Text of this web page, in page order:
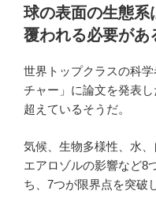
球の表面の生態系
覆われる必要があ
世界トップクラスの科
チャー」に論文を発表
超えているそうだ。
気候、生物多様性、水、
エアロゾルの影響など8
ち、7つが限界点を突破